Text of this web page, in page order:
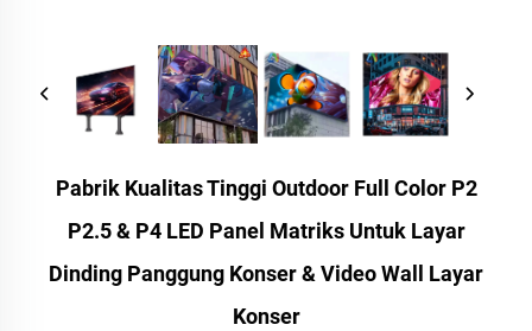
Pabrik Kualitas Tinggi Outdoor Full Color P2
P2.5 & P4 LED Panel Matriks Untuk Layar
Dinding Panggung Konser & Video Wall Layar
Konser